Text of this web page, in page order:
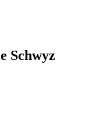
Schwyz